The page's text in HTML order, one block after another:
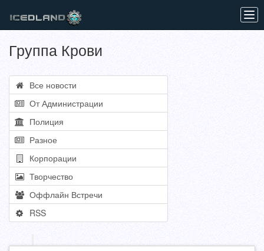
Группа Крови
Все новости
От Администрации
Полиция
Разное
Корпорации
Творчество
Оффлайн Встречи
RSS